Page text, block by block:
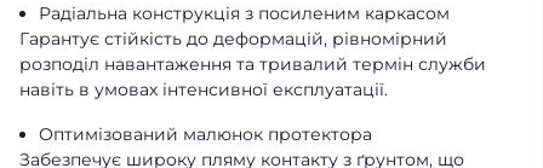
Радіальна конструкція з посиленим каркасом
Гарантує стійкість до деформацій, рівномірний
розподіл навантаження та тривалий термін служби
навіть в умовах інтенсивної експлуатації.
Оптимізований малюнок протектора
Забезпечує широку пляму контакту з ґрунтом, що